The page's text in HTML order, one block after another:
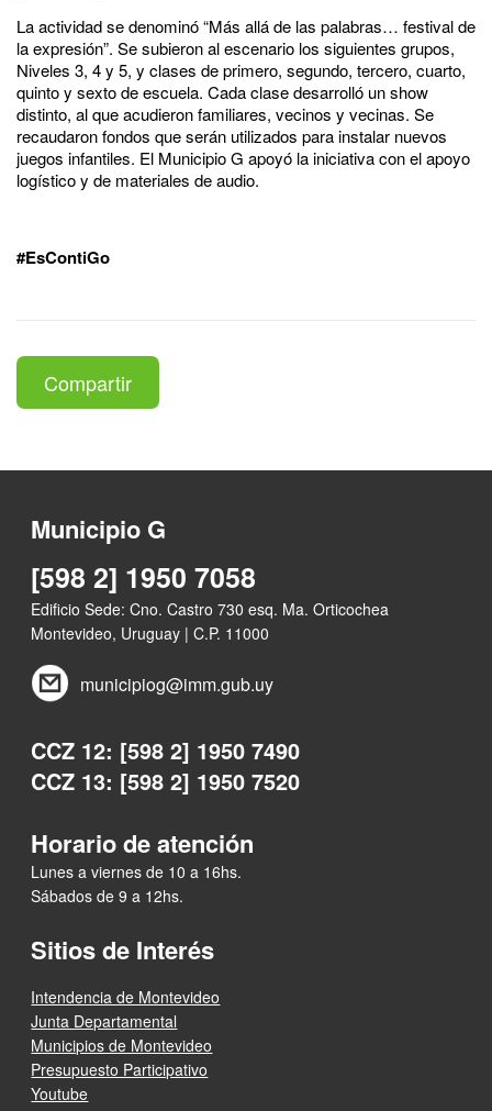
La actividad se denominó “Más allá de las palabras… festival de
la expresión”. Se subieron al escenario los siguientes grupos,
Niveles 3, 4 y 5, y clases de primero, segundo, tercero, cuarto,
quinto y sexto de escuela. Cada clase desarrolló un show
distinto, al que acudieron familiares, vecinos y vecinas. Se
recaudaron fondos que serán utilizados para instalar nuevos
juegos infantiles. El Municipio G apoyó la iniciativa con el apoyo
logístico y de materiales de audio.
#EsContiGo
Compartir
Municipio G
[598 2] 1950 7058
Edificio Sede: Cno. Castro 730 esq. Ma. Orticochea
Montevideo, Uruguay | C.P. 11000
municipiog@imm.gub.uy
CCZ 12: [598 2] 1950 7490
CCZ 13: [598 2] 1950 7520
Horario de atención
Lunes a viernes de 10 a 16hs.
Sábados de 9 a 12hs.
Sitios de Interés
Intendencia de Montevideo
Junta Departamental
Municipios de Montevideo
Presupuesto Participativo
Youtube